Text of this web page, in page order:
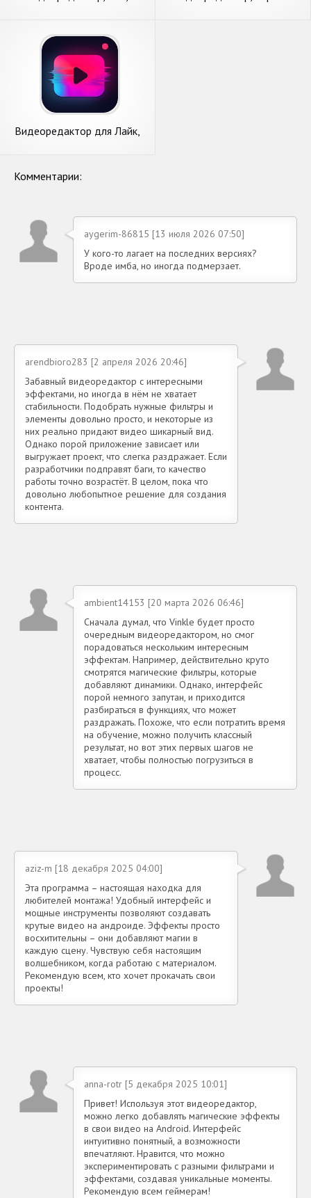
Видеоредактор для Лайк,
Комментарии:
aygerim-86815 [13 июля 2026 07:50]
У кого-то лагает на последних версиях?
Вроде имба, но иногда подмерзает.
arendbioro283 [2 апреля 2026 20:46]
Забавный видеоредактор с интересными
эффектами, но иногда в нём не хватает
стабильности. Подобрать нужные фильтры и
элементы довольно просто, и некоторые из
них реально придают видео шикарный вид.
Однако порой приложение зависает или
выгружает проект, что слегка раздражает. Если
разработчики подправят баги, то качество
работы точно возрастёт. В целом, пока что
довольно любопытное решение для создания
контента.
ambient14153 [20 марта 2026 06:46]
Сначала думал, что Vinkle будет просто
очередным видеоредактором, но смог
порадоваться нескольким интересным
эффектам. Например, действительно круто
смотрятся магические фильтры, которые
добавляют динамики. Однако, интерфейс
порой немного запутан, и приходится
разбираться в функциях, что может
раздражать. Похоже, что если потратить время
на обучение, можно получить классный
результат, но вот этих первых шагов не
хватает, чтобы полностью погрузиться в
процесс.
aziz-m [18 декабря 2025 04:00]
Эта программа – настоящая находка для
любителей монтажа! Удобный интерфейс и
мощные инструменты позволяют создавать
крутые видео на андроиде. Эффекты просто
восхитительны – они добавляют магии в
каждую сцену. Чувствую себя настоящим
волшебником, когда работаю с материалом.
Рекомендую всем, кто хочет прокачать свои
проекты!
anna-rotr [5 декабря 2025 10:01]
Привет! Используя этот видеоредактор,
можно легко добавлять магические эффекты
в свои видео на Android. Интерфейс
интуитивно понятный, а возможности
впечатляют. Нравится, что можно
экспериментировать с разными фильтрами и
эффектами, создавая уникальные моменты.
Рекомендую всем геймерам!